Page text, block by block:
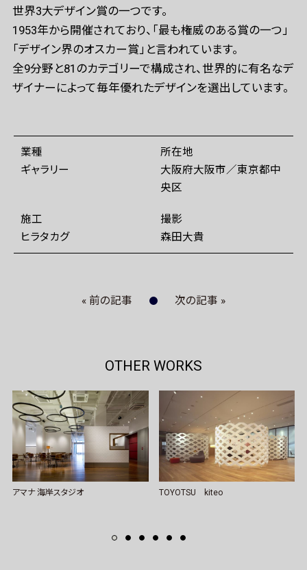
世界3大デザイン賞の一つです。
1953年から開催されており、「最も権威のある賞の一つ」
「デザイン界のオスカー賞」と言われています。
全9分野と81のカテゴリーで構成され、世界的に有名なデ
ザイナーによって毎年優れたデザインを選出しています。
業種
ギャラリー
所在地
大阪府大阪市／東京都中
央区
施工
ヒラタカグ
撮影
森田大貴
« 前の記事 次の記事 »
OTHER WORKS
アマナ 海岸スタジオ TOYOTSU kiteo